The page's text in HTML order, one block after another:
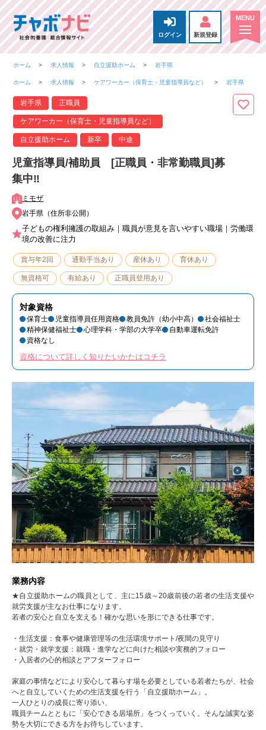
ログイン 新規登録
ホーム 求人情報 自立援助ホーム 岩手県
ホーム 求人情報 ケアワーカー（保育士・児童指導員など） 岩手県
岩手県 正職員
ケアワーカー（保育士・児童指導員など）
自立援助ホーム 新卒 中途
児童指導員/補助員 [正職員・非常勤職員]募
集中‼
ミモザ
岩手県（住所非公開）
子どもの権利擁護の取組み｜職員が意見を言いやすい職場｜労働環
境の改善に注力
賞与年2回 通勤手当あり 産休あり 育休あり
無資格可 有給あり 正職員登用あり
対象資格
保育士 児童指導員任用資格 教員免許（幼小中高）
社会福祉士
精神保健福祉士
心理学科・学部の大学卒
自動車運転免許
資格なし
資格について詳しく知りたいかたはコチラ
業務内容
★自立援助ホームの職員として、主に15歳～20歳前後の若者の生活支援や
就労支援が主なお仕事になります。
若者の安心と自立を支える！確かな思いを形にできる仕事です。
・生活支援：食事や健康管理等の生活環境サポート/夜間の見守り
・就労・就学支援：就職・進学などに向けた相談や実務的フォロー
・入居者の心的相談とアフターフォロー
家庭の事情などにより安心して暮らす場を必要としている若者たちが、社会
へと自立していくための生活支援を行う「自立援助ホーム」。
一人ひとりの成長に寄り添い、
職員チームとともに「安心できる居場所」をつくっていく。そんな誠実な姿
勢を大切にできる方をお待ちしています。